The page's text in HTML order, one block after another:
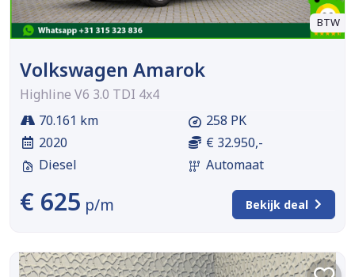
BTW
Volkswagen Amarok
Highline V6 3.0 TDI 4x4
70.161 km
2020
Diesel
258 PK
€ 32.950,-
Automaat
€ 625 p/m Bekijk deal